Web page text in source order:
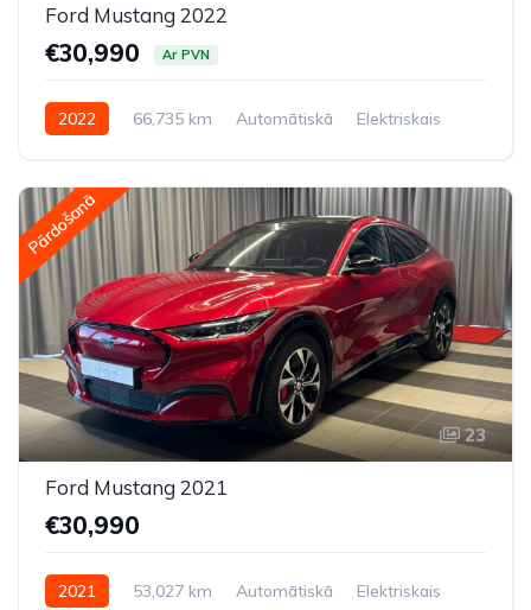
Ford Mustang 2022
€30,990 Ar PVN
2022 66,735 km Automātiskā
Elektriskais
Pārdošanā
23
Ford Mustang 2021
€30,990
2021 53,027 km Automātiskā Elektriskais